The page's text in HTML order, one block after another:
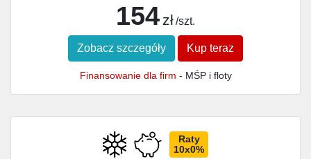
154 zł /szt.
Zobacz szczegóły Kup teraz
Finansowanie dla firm - MŚP i floty
Raty
10x0%